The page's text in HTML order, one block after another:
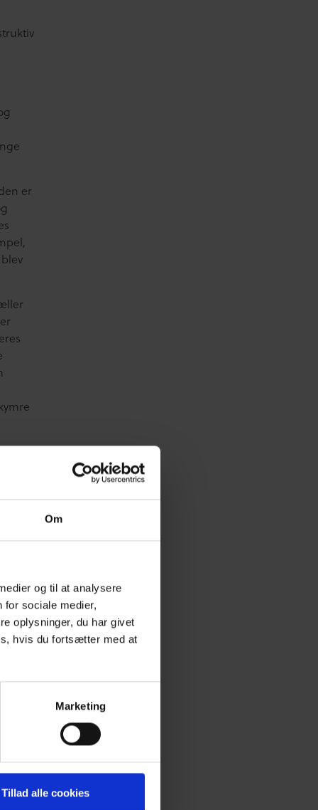
Om
og til at analysere
for sociale medier,
oplysninger, du har givet
hvis du fortsætter med at
Marketing
Tillad alle cookies
er
tage
barn
for
en